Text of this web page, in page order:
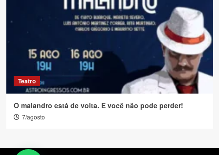
Teatro
O malandro está de volta. E você não pode perder!
7/agosto